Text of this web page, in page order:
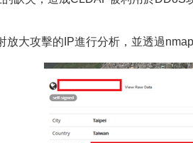
大攻擊的IP進行分析，並透過